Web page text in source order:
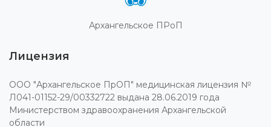
Архангельское ПРоП
Лицензия
ООО "Архангельское ПрОП" медицинская лицензия №
Л041-01152-29/00332722 выдана 28.06.2019 года
Министерством здравоохранения Архангельской
области